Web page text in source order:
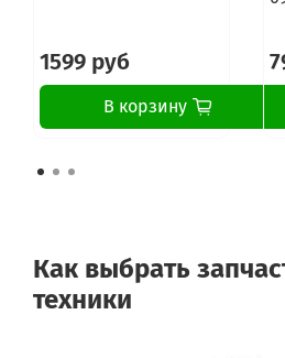
1599 руб
В корзину
Как выбрать
техники